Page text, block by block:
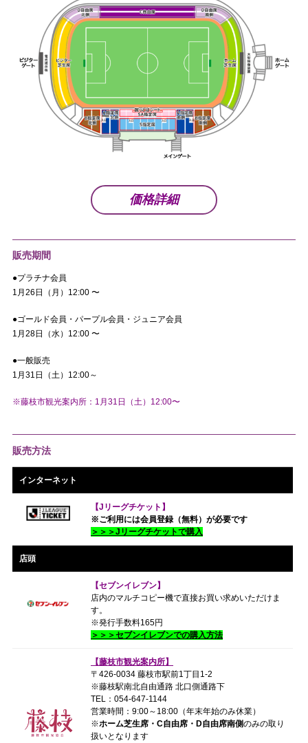
価格詳細
販売期間
●プラチナ会員
1月26日（月）12:00 〜
●ゴールド会員・パープル会員・ジュニア会員
1月28日（水）12:00 〜
●一般販売
1月31日（土）12:00～
※藤枝市観光案内所：1月31日（土）12:00〜
販売方法
インターネット
【Jリーグチケット】
※ご利用には会員登録（無料）が必要です
＞＞＞Jリーグチケットで購入
店頭
【セブンイレブン】
店内のマルチコピー機で直接お買い求めいただけま
す。
※発行手数料165円
＞＞＞セブンイレブンでの購入方法
【藤枝市観光案内所】
〒426-0034 藤枝市駅前1丁目1-2
※藤枝駅南北自由通路 北口側通路下
TEL：054-647-1144
営業時間：9:00～18:00（年末年始のみ休業）
※ホーム芝生席・C自由席・D自由席南側のみの取り
扱いとなります